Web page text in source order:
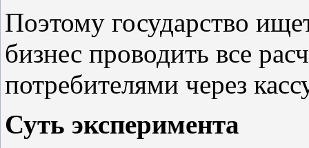
Поэтому государство
бизнес проводить все
потребителями через
Суть эксперимента